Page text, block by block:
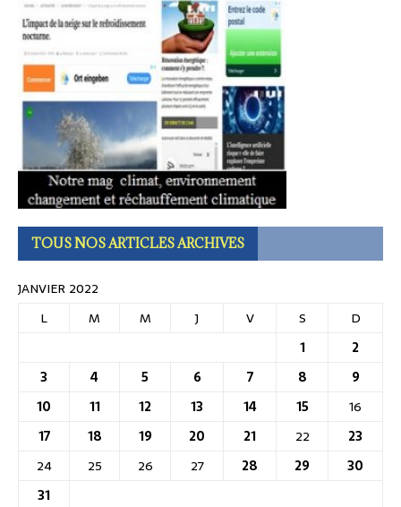
TOUS NOS ARTICLES ARCHIVES
JANVIER 2022
L
M M J V S
D
1
2
3
4 5 6 7 8
9
10
11 12 13 14 15
16
17
18 19 20 21 22
23
24
25 26 27 28 29
30
31